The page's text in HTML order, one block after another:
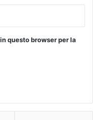
questo browser per la